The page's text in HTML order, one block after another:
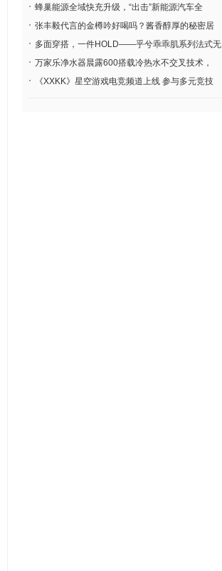
蜂巢能源全域快充升级，“出击”新能源汽车全
张丰毅代言的金樽吟好喝吗？酱香醇厚的秘密居
多面穿搭，一件HOLD——乎兮乖乖肌系列法式无
万家乐净水器晨露600搭载冷热水不交叉技术，
《XXKK》星空游戏电竞频道上线 参与多元竞技